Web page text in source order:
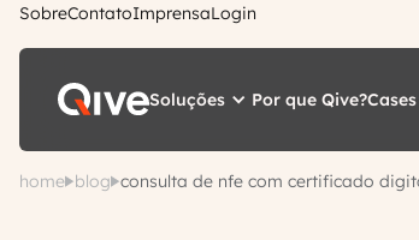
SobreContatoImprensaLogin
Soluções Por que Qive?Cases
home blog consulta de nfe com certificado